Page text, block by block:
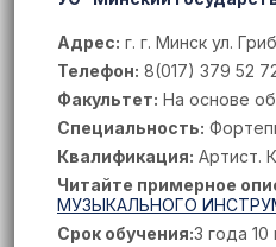
Адрес: г. г. Минск ул.
Телефон: 8(017) 379 52
Факультет: На основе
Специальность:
Квалификация: Артист.
Читайте примерное
МУЗЫКАЛЬНОГО
Срок обучения:3 года